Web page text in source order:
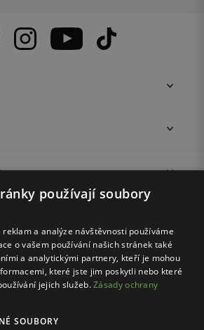
používají soubory
a analýze návštěvnosti používáme
o vašem používání našich stránek také
a analytickými partnery, kteří je mohou
které jste jim poskytli nebo které
jejich služeb.Zásady ochrany
SOUBORY